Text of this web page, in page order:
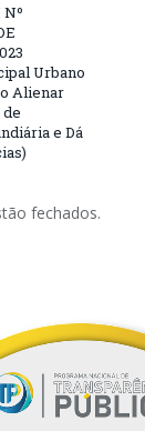
Nº
Urbano
Alienar
e Dá
fechados.